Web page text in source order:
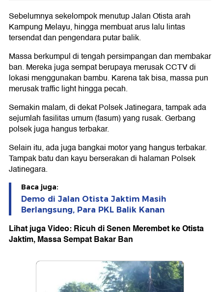
Sebelumnya sekelompok menutup Jalan Otista arah
Kampung Melayu, hingga membuat arus lalu lintas
tersendat dan pengendara putar balik.
Massa berkumpul di tengah persimpangan dan membakar
ban. Mereka juga sempat berupaya merusak CCTV di
lokasi menggunakan bambu. Karena tak bisa, massa pun
merusak traffic light hingga pecah.
Semakin malam, di dekat Polsek Jatinegara, tampak ada
sejumlah fasilitas umum (fasum) yang rusak. Gerbang
polsek juga hangus terbakar.
Selain itu, ada juga bangkai motor yang hangus terbakar.
Tampak batu dan kayu berserakan di halaman Polsek
Jatinegara.
Baca juga:
Demo di Jalan Otista Jaktim Masih
Berlangsung, Para PKL Balik Kanan
Lihat juga Video: Ricuh di Senen Merembet ke Otista
Jaktim, Massa Sempat Bakar Ban